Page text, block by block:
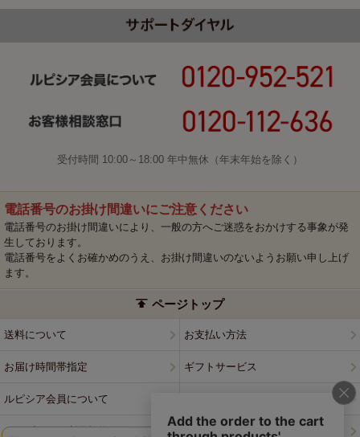
受付時間 10:00～18:00 年中無休（年末年始を除く）
電話番号のお掛け間違いにご注意ください
電話番号のお掛け間違いにより、一般の方へご迷惑をおかけする事象が発
生しております。
電話番号をよくお確かめのうえ、お掛け間違いのないようお願い申し上げ
ます。
ページトップ
送料について お支払い方法
お届け時間帯指定 ギフトサービス
ルピシア会員について
ウェブサイト利用規約 特定商取引法に基づく表記